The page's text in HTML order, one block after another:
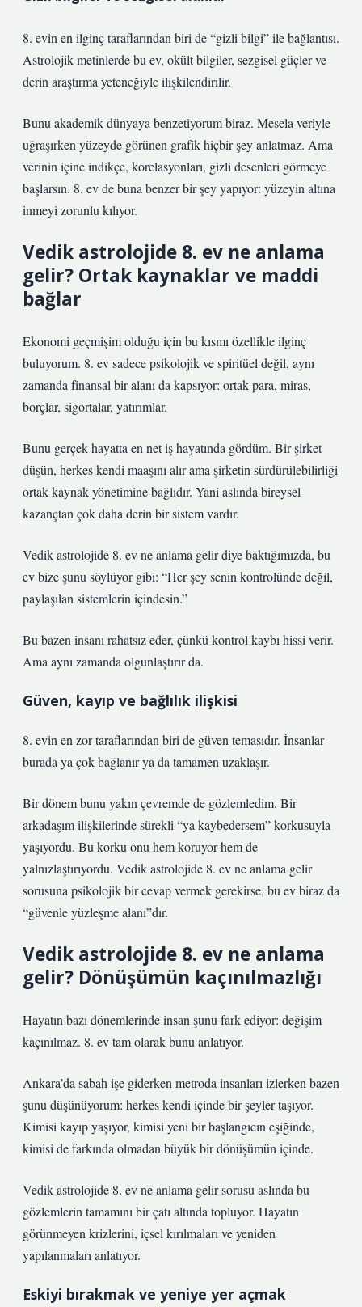
8. evin en ilginç taraflarından biri de “gizli bilgi” ile bağlantısı.
Astrolojik metinlerde bu ev, okült bilgiler, sezgisel güçler ve
derin araştırma yeteneğiyle ilişkilendirilir.
Bunu akademik dünyaya benzetiyorum biraz. Mesela veriyle
uğraşırken yüzeyde görünen grafik hiçbir şey anlatmaz. Ama
verinin içine indikçe, korelasyonları, gizli desenleri görmeye
başlarsın. 8. ev de buna benzer bir şey yapıyor: yüzeyin altına
inmeyi zorunlu kılıyor.
Vedik astrolojide 8. ev ne anlama
gelir? Ortak kaynaklar ve maddi
bağlar
Ekonomi geçmişim olduğu için bu kısmı özellikle ilginç
buluyorum. 8. ev sadece psikolojik ve spiritüel değil, aynı
zamanda finansal bir alanı da kapsıyor: ortak para, miras,
borçlar, sigortalar, yatırımlar.
Bunu gerçek hayatta en net iş hayatında gördüm. Bir şirket
düşün, herkes kendi maaşını alır ama şirketin sürdürülebilirliği
ortak kaynak yönetimine bağlıdır. Yani aslında bireysel
kazançtan çok daha derin bir sistem vardır.
Vedik astrolojide 8. ev ne anlama gelir diye baktığımızda, bu
ev bize şunu söylüyor gibi: “Her şey senin kontrolünde değil,
paylaşılan sistemlerin içindesin.”
Bu bazen insanı rahatsız eder, çünkü kontrol kaybı hissi verir.
Ama aynı zamanda olgunlaştırır da.
Güven, kayıp ve bağlılık ilişkisi
8. evin en zor taraflarından biri de güven temasıdır. İnsanlar
burada ya çok bağlanır ya da tamamen uzaklaşır.
Bir dönem bunu yakın çevremde de gözlemledim. Bir
arkadaşım ilişkilerinde sürekli “ya kaybedersem” korkusuyla
yaşıyordu. Bu korku onu hem koruyor hem de
yalnızlaştırıyordu. Vedik astrolojide 8. ev ne anlama gelir
sorusuna psikolojik bir cevap vermek gerekirse, bu ev biraz da
“güvenle yüzleşme alanı”dır.
Vedik astrolojide 8. ev ne anlama
gelir? Dönüşümün kaçınılmazlığı
Hayatın bazı dönemlerinde insan şunu fark ediyor: değişim
kaçınılmaz. 8. ev tam olarak bunu anlatıyor.
Ankara’da sabah işe giderken metroda insanları izlerken bazen
şunu düşünüyorum: herkes kendi içinde bir şeyler taşıyor.
Kimisi kayıp yaşıyor, kimisi yeni bir başlangıcın eşiğinde,
kimisi de farkında olmadan büyük bir dönüşümün içinde.
Vedik astrolojide 8. ev ne anlama gelir sorusu aslında bu
gözlemlerin tamamını bir çatı altında topluyor. Hayatın
görünmeyen krizlerini, içsel kırılmaları ve yeniden
yapılanmaları anlatıyor.
Eskiyi bırakmak ve yeniye yer açmak